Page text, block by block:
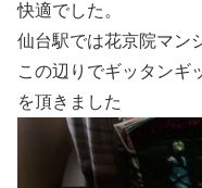
快適でした。
仙台駅では花京院マン
この辺りでギッタンギ
を頂きました